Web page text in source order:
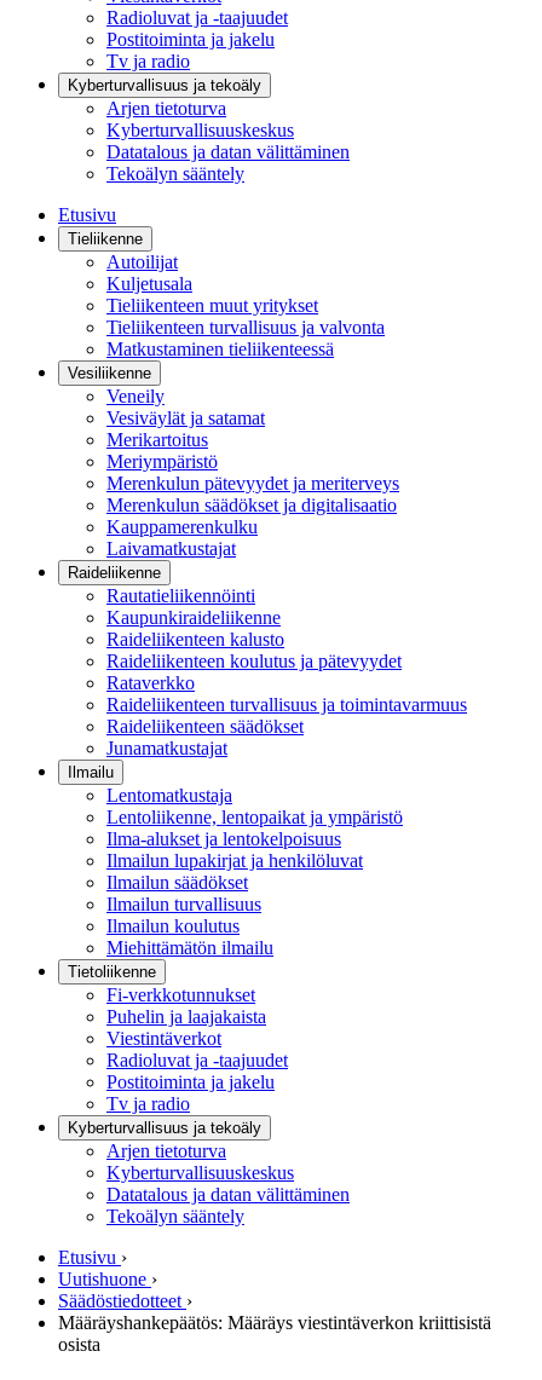
Radioluvat ja -taajuudet
Postitoiminta ja jakelu
Tv ja radio
Kyberturvallisuus ja tekoäly
Arjen tietoturva
Kyberturvallisuuskeskus
Datatalous ja datan välittäminen
Tekoälyn sääntely
Etusivu
Tieliikenne
Autoilijat
Kuljetusala
Tieliikenteen muut yritykset
Tieliikenteen turvallisuus ja valvonta
Matkustaminen tieliikenteessä
Vesiliikenne
Veneily
Vesiväylät ja satamat
Merikartoitus
Meriympäristö
Merenkulun pätevyydet ja meriterveys
Merenkulun säädökset ja digitalisaatio
Kauppamerenkulku
Laivamatkustajat
Raideliikenne
Rautatieliikennöinti
Kaupunkiraideliikenne
Raideliikenteen kalusto
Raideliikenteen koulutus ja pätevyydet
Rataverkko
Raideliikenteen turvallisuus ja toimintavarmuus
Raideliikenteen säädökset
Junamatkustajat
Ilmailu
Lentomatkustaja
Lentoliikenne, lentopaikat ja ympäristö
Ilma-alukset ja lentokelpoisuus
Ilmailun lupakirjat ja henkilöluvat
Ilmailun säädökset
Ilmailun turvallisuus
Ilmailun koulutus
Miehittämätön ilmailu
Tietoliikenne
Fi-verkkotunnukset
Puhelin ja laajakaista
Viestintäverkot
Radioluvat ja -taajuudet
Postitoiminta ja jakelu
Tv ja radio
Kyberturvallisuus ja tekoäly
Arjen tietoturva
Kyberturvallisuuskeskus
Datatalous ja datan välittäminen
Tekoälyn sääntely
Etusivu ›
Uutishuone ›
Säädöstiedotteet ›
Määräyshankepäätös: Määräys viestintäverkon kriittisistä
osista